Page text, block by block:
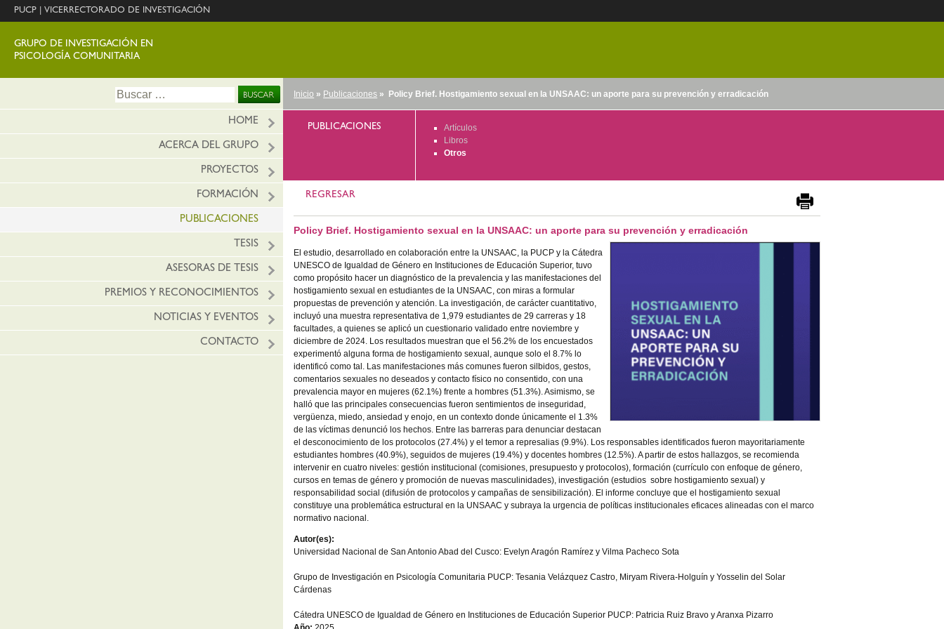
PUCP VICERRECTORADO DE INVESTIGACIÓN
GRUPO DE INVESTIGACIÓN EN
PSICOLOGÍA COMUNITARIA
Buscar:
HOME
ACERCA DEL GRUPO
PROYECTOS
FORMACIÓN
PUBLICACIONES
TESIS
ASESORAS DE TESIS
PREMIOS Y RECONOCIMIENTOS
NOTICIAS Y EVENTOS
CONTACTO
Inicio » Publicaciones » Policy Brief. Hostigamiento sexual en la UNSAAC: un aporte para su prevención y erradicación
PUBLICACIONES
Artículos
Libros
Otros
REGRESAR
Policy Brief. Hostigamiento sexual en la UNSAAC: un aporte para su prevención y erradicación
El estudio, desarrollado en colaboración entre la UNSAAC, la PUCP y la Cátedra
UNESCO de Igualdad de Género en Instituciones de Educación Superior, tuvo
como propósito hacer un diagnóstico de la prevalencia y las manifestaciones del
hostigamiento sexual en estudiantes de la UNSAAC, con miras a formular
propuestas de prevención y atención. La investigación, de carácter cuantitativo,
incluyó una muestra representativa de 1,979 estudiantes de 29 carreras y 18
facultades, a quienes se aplicó un cuestionario validado entre noviembre y
diciembre de 2024. Los resultados muestran que el 56.2% de los encuestados
experimentó alguna forma de hostigamiento sexual, aunque solo el 8.7% lo
identificó como tal. Las manifestaciones más comunes fueron silbidos, gestos,
comentarios sexuales no deseados y contacto físico no consentido, con una
prevalencia mayor en mujeres (62.1%) frente a hombres (51.3%). Asimismo, se
halló que las principales consecuencias fueron sentimientos de inseguridad,
vergüenza, miedo, ansiedad y enojo, en un contexto donde únicamente el 1.3%
de las víctimas denunció los hechos. Entre las barreras para denunciar destacan
el desconocimiento de los protocolos (27.4%) y el temor a represalias (9.9%). Los responsables identificados fueron mayoritariamente
estudiantes hombres (40.9%), seguidos de mujeres (19.4%) y docentes hombres (12.5%). A partir de estos hallazgos, se recomienda
intervenir en cuatro niveles: gestión institucional (comisiones, presupuesto y protocolos), formación (currículo con enfoque de género,
cursos en temas de género y promoción de nuevas masculinidades), investigación (estudios sobre hostigamiento sexual) y
responsabilidad social (difusión de protocolos y campañas de sensibilización). El informe concluye que el hostigamiento sexual
constituye una problemática estructural en la UNSAAC y subraya la urgencia de políticas institucionales eficaces alineadas con el marco
normativo nacional.
Autor(es):
Universidad Nacional de San Antonio Abad del Cusco: Evelyn Aragón Ramírez y Vilma Pacheco Sota
Grupo de Investigación en Psicología Comunitaria PUCP: Tesania Velázquez Castro, Miryam Rivera-Holguín y Yosselin del Solar
Cárdenas
Cátedra UNESCO de Igualdad de Género en Instituciones de Educación Superior PUCP: Patricia Ruiz Bravo y Aranxa Pizarro